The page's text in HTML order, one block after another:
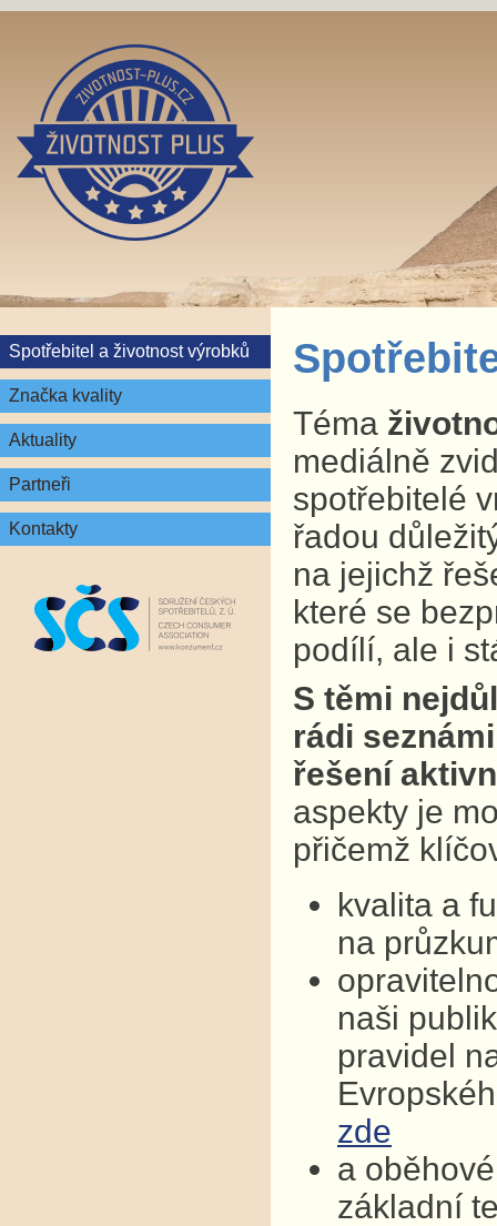
Spotřebitel a životnost výrobků
Značka kvality
Aktuality
Partneři
Kontakty
Téma
mediálně
spotřebitelé
řadou
na jejichž
které se
podílí, ale i
S těmi
rádi
řešení
aspekty je
přičemž
kvalita a
na
naši
pravidel
zde
a
základní